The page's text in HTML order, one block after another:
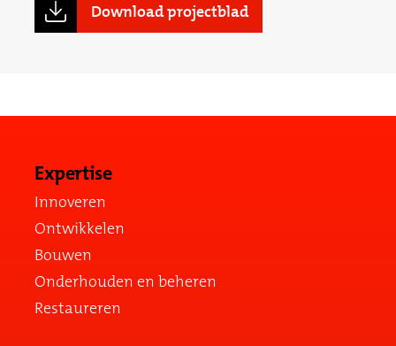
Download projectblad
Expertise
Innoveren
Ontwikkelen
Bouwen
Onderhouden en beheren
Restaureren